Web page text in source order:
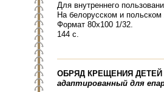
Для внутреннего
На белорусском и польском
Формат 80х100 1/32.
144 с.
ОБРЯД КРЕЩЕНИЯ ДЕТЕЙ
адаптированный для